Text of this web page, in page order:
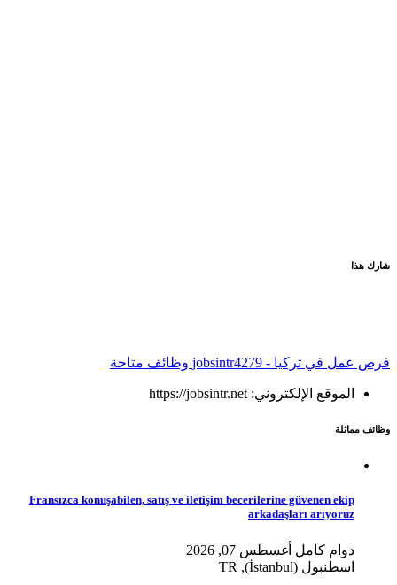
شارك هذا
فرص عمل في تركيا - jobsintr 4279 وظائف متاحة
الموقع الإلكتروني: https://jobsintr.net
وظائف مماثلة
Fransızca konuşabilen, satış ve iletişim becerilerine güvenen ekip
arkadaşları arıyoruz
دوام كامل أغسطس 07, 2026
اسطنبول (İstanbul), TR